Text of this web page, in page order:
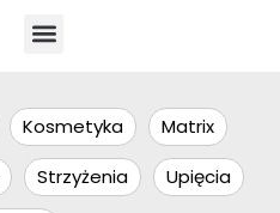
Kosmetyka
Matrix
Strzyżenia
Upięcia